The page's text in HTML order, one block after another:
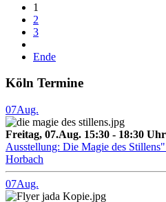
1
2
3
Ende
Köln Termine
07Aug.
Freitag, 07.Aug. 15:30 - 18:30 Uhr
Ausstellung: Die Magie des
Horbach
07Aug.